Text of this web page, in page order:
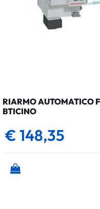
RIARMO AUTOMATICO
BTICINO
€ 148,35
Quantità